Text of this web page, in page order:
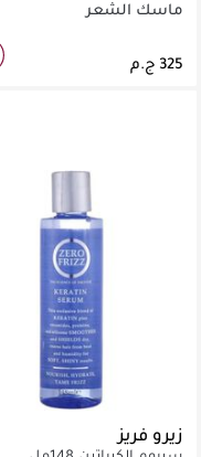
ماسك الشعر
زيرو فريز